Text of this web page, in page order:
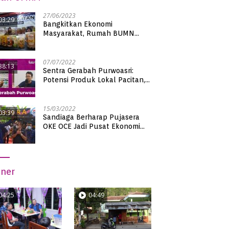
27/06/2023
Bangkitkan Ekonomi
Masyarakat, Rumah BUMN
07/07/2022
Sentra Gerabah Purwoasri:
Potensi Produk Lokal Pacitan,
15/03/2022
Sandiaga Berharap Pujasera
OKE OCE Jadi Pusat Ekonomi
04:49